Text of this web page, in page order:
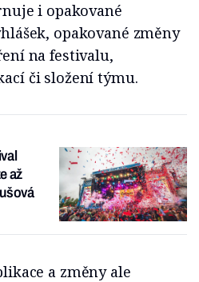
i opakované
opakované změny
na festivalu,
či složení týmu.
až
a změny ale